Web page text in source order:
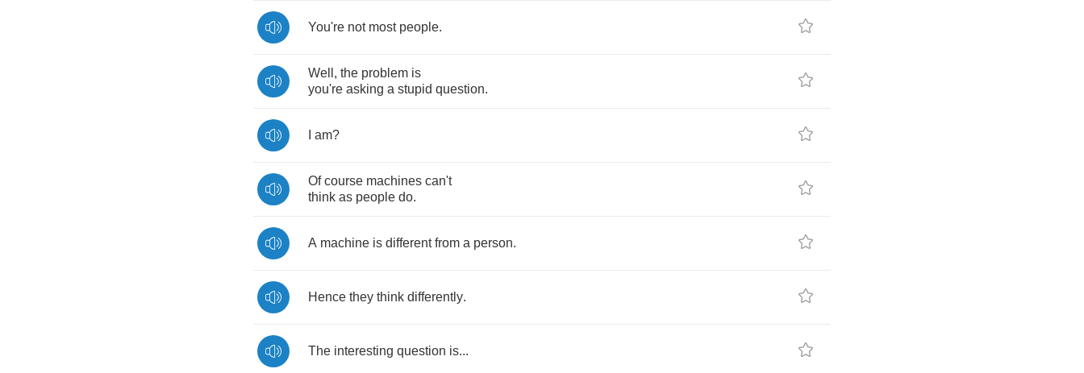
You're not most people.
Well , the problem is
you're asking a stupid question.
am?
Of course machines can't
think as people do.
A machine is different from a person.
Hence they think differently.
The interesting question is...